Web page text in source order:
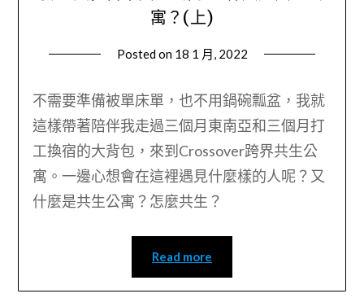
寓？(上)
Posted on 18 1 月, 2022
不需要準備被單床單，也不用鍋碗瓢盆，我就
這樣帶著陪伴我走過三個月東南亞和三個月打
工換宿的大背包，來到Crossover跨界共生公
寓。一邊心想會在這裡遇見什麼樣的人呢？又
什麼是共生公寓？怎麼共生？
Read more